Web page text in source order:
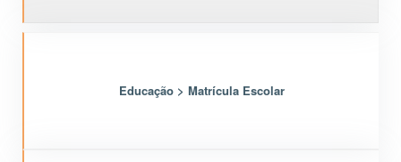
Educação > Matrícula Escolar